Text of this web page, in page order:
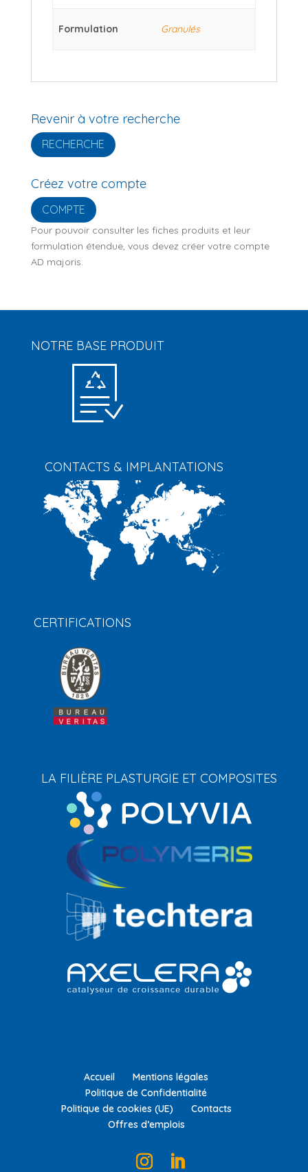
Formulation Granulés
Revenir à votre recherche
RECHERCHE
Créez votre compte
COMPTE
Pour pouvoir consulter les fiches produits et leur
formulation étendue, vous devez créer votre compte
AD majoris.
NOTRE BASE PRODUIT
CONTACTS & IMPLANTATIONS
CERTIFICATIONS
LA FILIÈRE PLASTURGIE ET COMPOSITES
Accueil
Mentions légales
Politique de Confidentialité
Politique de cookies (UE)
Contacts
Offres d’emplois